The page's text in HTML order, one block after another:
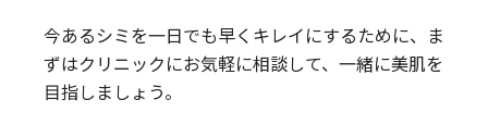
今あるシミを一日でも早くキレイにするために、ま
ずはクリニックにお気軽に相談して、一緒に美肌を
目指しましょう。